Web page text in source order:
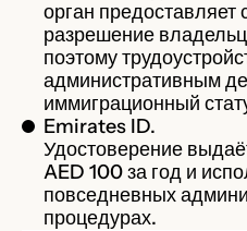
орган предоставляет
разрешение
поэтому
административным
иммиграционный
Emirates ID.
Удостоверение
AED 100 за год и
повседневных
процедурах.